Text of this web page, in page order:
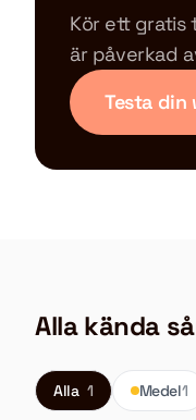
Kör ett gratis
är påverkad
Testa din
Alla kända
Alla 1 Medel1